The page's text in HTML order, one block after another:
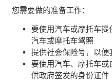
您需要做的准备工作：
要使用汽车或摩托车
汽车或摩托车驾照
提供社会保险号，以便
要使用汽车、摩托车
供政府签发的身份证件